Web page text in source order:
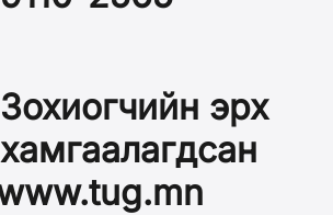
эрх